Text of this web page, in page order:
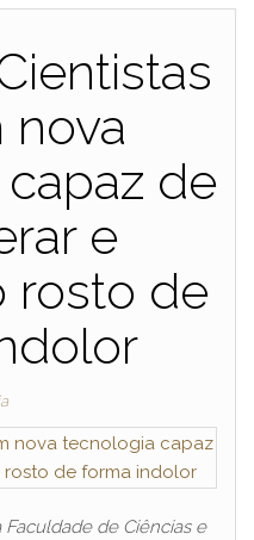
nova
de
e
rosto de
de Ciências e